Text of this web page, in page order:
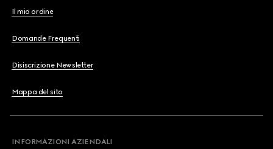
Il mio ordine
Domande Frequenti
Disiscrizione Newsletter
Mappa del sito
INFORMAZIONI AZIENDALI